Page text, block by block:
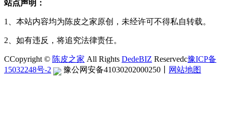
站点声明：
1、本站内容均为陈皮之家原创，未经许可不得私自转载。
2、如有违反，将追究法律责任。
CCopyright © 陈皮之家 All Rights DedeBIZ Reservedc豫ICP备
15032248号-2
豫公网安备41030202000250 网站地图